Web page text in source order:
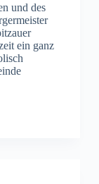
und des
ein ganz